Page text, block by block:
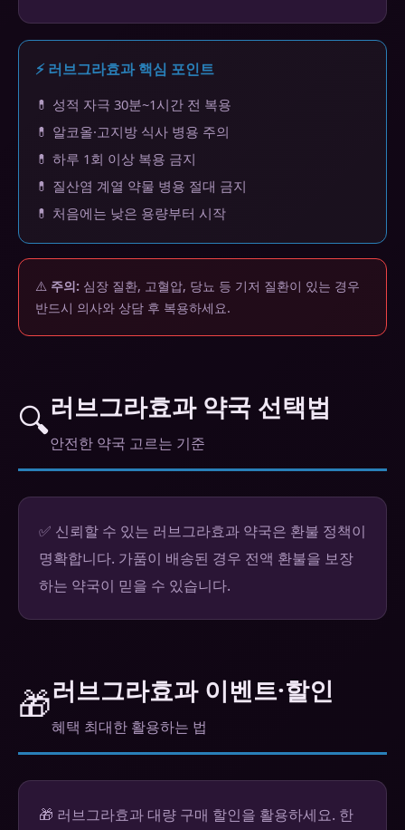
⚡ 러브그라효과 핵심 포인트
💊 성적 자극 30분~1시간 전 복용
💊 알코올·고지방 식사 병용 주의
💊 하루 1회 이상 복용 금지
💊 질산염 계열 약물 병용 절대 금지
💊 처음에는 낮은 용량부터 시작
⚠️ 주의: 심장 질환, 고혈압, 당뇨 등 기저 질환이 있는 경우
반드시 의사와 상담 후 복용하세요.
🔍러브그라효과 약국 선택법
안전한 약국 고르는 기준
✅ 신뢰할 수 있는 러브그라효과 약국은 환불 정책이
명확합니다. 가품이 배송된 경우 전액 환불을 보장
하는 약국이 믿을 수 있습니다.
🎁러브그라효과 이벤트·할인
혜택 최대한 활용하는 법
🎁 러브그라효과 대량 구매 할인을 활용하세요. 한